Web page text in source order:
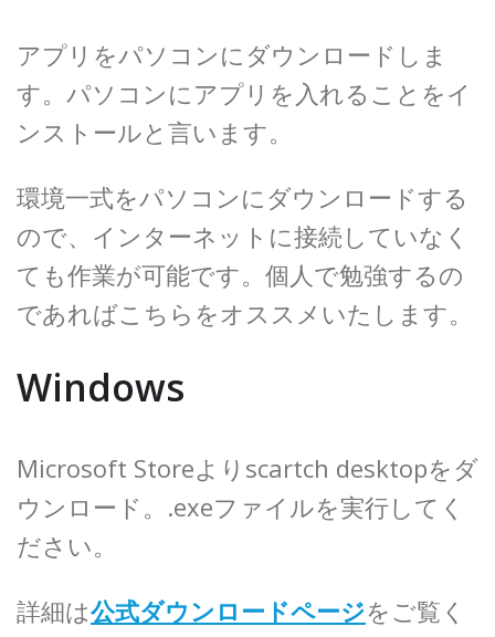
アプリをパソコンにダウンロードしま
す。パソコンにアプリを入れることをイ
ンストールと言います。
環境一式をパソコンにダウンロードする
ので、インターネットに接続していなく
ても作業が可能です。個人で勉強するの
であればこちらをオススメいたします。
Windows
Microsoft Storeよりscartch desktopをダ
ウンロード。.exeファイルを実行してく
ださい。
詳細は公式ダウンロードページをご覧く